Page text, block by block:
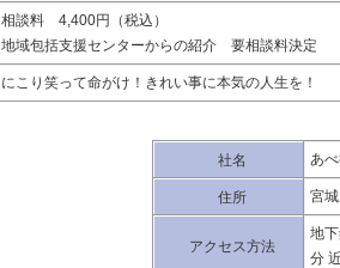
相談料 4,400円（税込）
地域包括支援センターからの紹介 要相談料決定
にこり笑って命がけ！きれい事に本気の人生を！
社名 あ
住所 宮
アクセス方法
地
分